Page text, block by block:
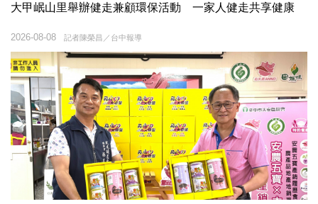
大甲岷山里舉辦健走兼顧環保活動 一家人健走共享健康
記者陳榮昌／台中報導
2026-08-08